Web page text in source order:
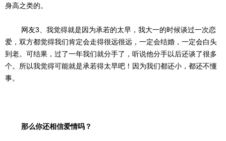
身高之类的。
网友3、我觉得就是因为承若的太早，我大一的时候谈过一次恋
爱，双方都觉得我们肯定会走得很远很远，一定会结婚，一定会白头
到老。可结果，过了一年我们就分手了，听说他分手以后还谈了很多
个。所以我觉得可能就是承若得太早吧！因为我们都还小，都还不懂
事。
那么你还相信爱情吗？